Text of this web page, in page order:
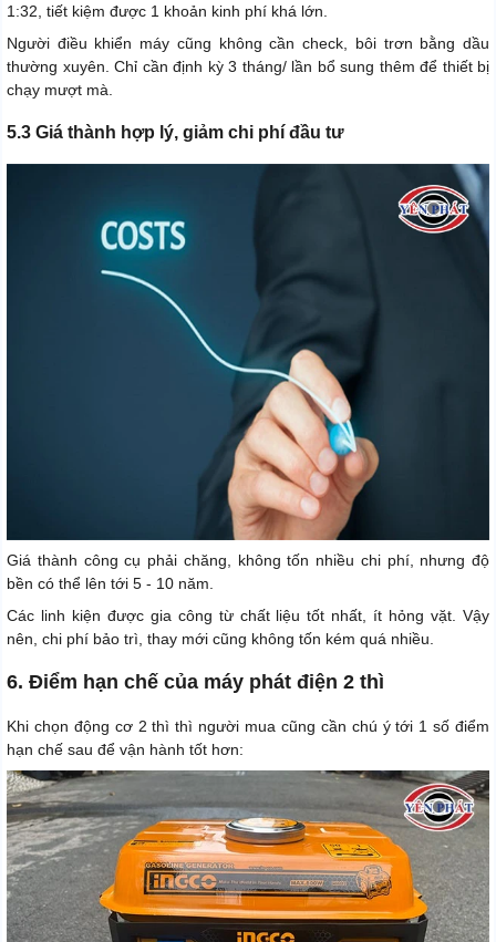
1:32, tiết kiệm được 1 khoản kinh phí khá lớn.
Người điều khiển máy cũng không cần check, bôi trơn bằng dầu
thường xuyên. Chỉ cần định kỳ 3 tháng/ lần bổ sung thêm để thiết bị
chạy mượt mà.
5.3 Giá thành hợp lý, giảm chi phí đầu tư
Giá thành công cụ phải chăng, không tốn nhiều chi phí, nhưng độ
bền có thể lên tới 5 - 10 năm.
Các linh kiện được gia công từ chất liệu tốt nhất, ít hỏng vặt. Vậy
nên, chi phí bảo trì, thay mới cũng không tốn kém quá nhiều.
6. Điểm hạn chế của máy phát điện 2 thì
Khi chọn động cơ 2 thì thì người mua cũng cần chú ý tới 1 số điểm
hạn chế sau để vận hành tốt hơn: